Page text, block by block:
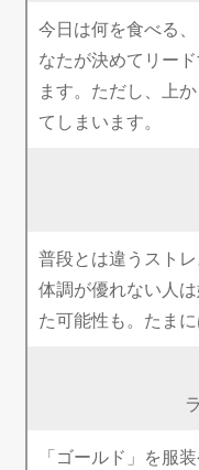
今日は何を食べる
なたが決めてリー
ます。ただし、上
てしまいます。
普段とは違うスト
体調が優れない人
た可能性も。たまに
「ゴールド」を服